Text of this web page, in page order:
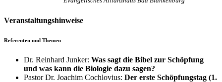
Veranstaltungshinweise
Referenten und Themen
Dr. Reinhard Junker: Was sagt die Bibel zur Schöpfung
und was kann die Biologie dazu sagen?
Pastor Dr. Joachim Cochlovius: Der erste Schöpfungstag (1.